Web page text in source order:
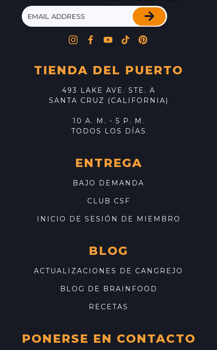
TIENDA DEL PUERTO
493 LAKE AVE. STE. A
SANTA CRUZ (CALIFORNIA)
10 A. M. - 5 P. M.
TODOS LOS DÍAS
ENTREGA
BAJO DEMANDA
CLUB CSF
INICIO DE SESIÓN DE MIEMBRO
BLOG
ACTUALIZACIONES DE CANGREJO
BLOG DE BRAINFOOD
RECETAS
PONERSE EN CONTACTO